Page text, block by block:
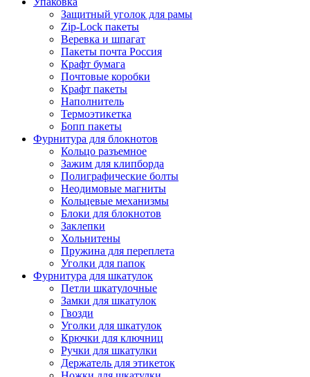
Защитный уголок для рамы
Zip-Lock пакеты
Веревка и шпагат
Пакеты почта Россия
Крафт бумага
Почтовые коробки
Крафт пакеты
Наполнитель
Термоэтикетка
Бопп пакеты
Фурнитура для блокнотов
Кольцо разъемное
Зажим для клипборда
Полиграфические болты
Неодимовые магниты
Кольцевые механизмы
Блоки для блокнотов
Заклепки
Хольнитены
Пружина для переплета
Уголки для папок
Фурнитура для шкатулок
Петли шкатулочные
Замки для шкатулок
Гвозди
Уголки для шкатулок
Крючки для ключниц
Ручки для шкатулки
Держатель для этикеток